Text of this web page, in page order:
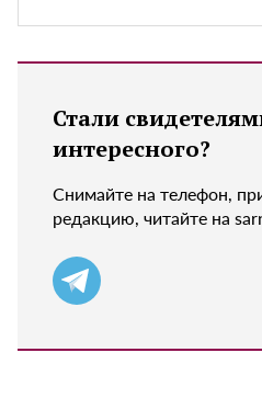
Стали
интересного?
Снимайте на телефон,
редакцию, читайте на